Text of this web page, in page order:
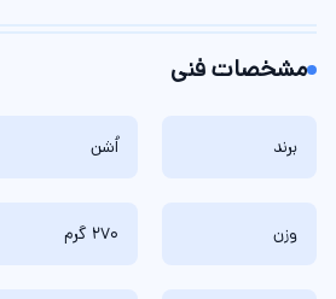
مشخصات فنی
برند اُشن
وزن 270 گرم